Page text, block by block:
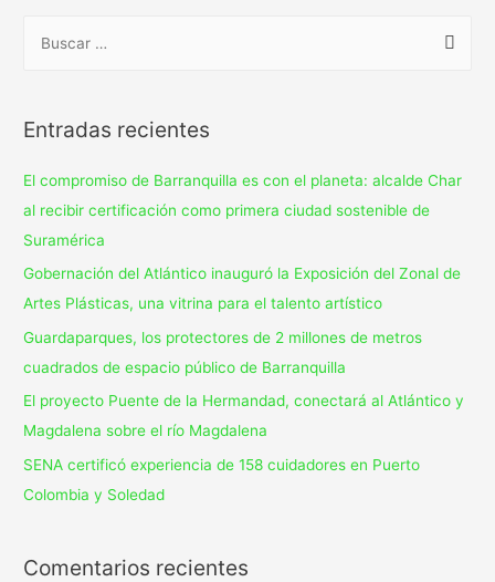
Entradas recientes
El compromiso de Barranquilla es con el planeta: alcalde Char
al recibir certificación como primera ciudad sostenible de
Suramérica
Gobernación del Atlántico inauguró la Exposición del Zonal de
Artes Plásticas, una vitrina para el talento artístico
Guardaparques, los protectores de 2 millones de metros
cuadrados de espacio público de Barranquilla
El proyecto Puente de la Hermandad, conectará al Atlántico y
Magdalena sobre el río Magdalena
SENA certificó experiencia de 158 cuidadores en Puerto
Colombia y Soledad
Comentarios recientes